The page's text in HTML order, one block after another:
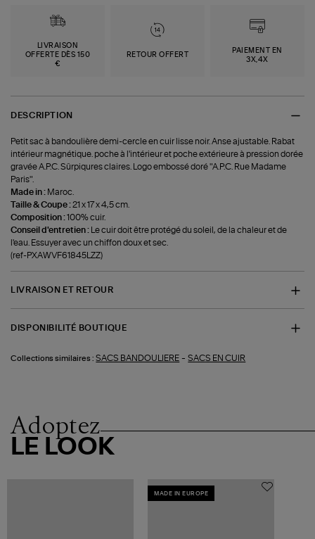
LIVRAISON
OFFERTE DÈS 150
€
RETOUR OFFERT
PAIEMENT EN
3X,4X
DESCRIPTION
Petit sac à bandoulière demi-cercle en cuir lisse noir. Anse ajustable. Rabat
intérieur magnétique. poche à l'intérieur et poche extérieure à pression dorée
gravée A.P.C. Sûrpiqures claires. Logo embossé doré "A.P.C. Rue Madame
Paris".
Made in : Maroc.
Taille & Coupe :21 x 17 x 4,5 cm.
Composition :100% cuir.
Conseil d'entretien :
Le cuir doit être protégé du soleil, de la chaleur et de
l'eau. Essuyer avec un chiffon doux et sec.
(ref-PXAWVF61845LZZ)
LIVRAISON ET RETOUR
DISPONIBILITÉ BOUTIQUE
Collections similaires : SACS BANDOULIERE -SACS EN CUIR
Adoptez
LE LOOK
MADE IN EUROPE